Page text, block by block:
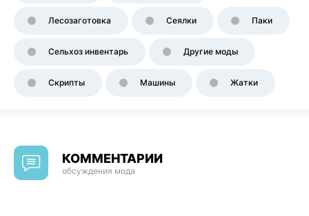
Лесозаготовка Сеялки Паки
Сельхоз инвентарь Другие моды
Скрипты Машины Жатки
КОММЕНТАРИИ
обсуждения мода